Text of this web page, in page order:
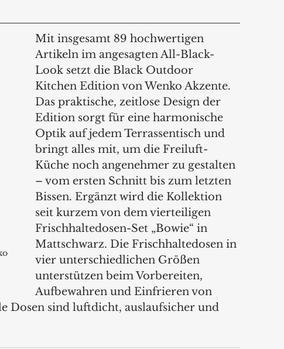
Mit insgesamt 89 hochwertigen
Artikeln im angesagten All-Black-
Look setzt die Black Outdoor
Kitchen Edition von Wenko Akzente.
Das praktische, zeitlose Design der
Edition sorgt für eine harmonische
Optik auf jedem Terrassentisch und
bringt alles mit, um die Freiluft-
Küche noch angenehmer zu gestalten
– vom ersten Schnitt bis zum letzten
Bissen. Ergänzt wird die Kollektion
seit kurzem von dem vierteiligen
Frischhaltedosen-Set „Bowie“ in
Mattschwarz. Die Frischhaltedosen in
vier unterschiedlichen Größen
unterstützen beim Vorbereiten,
Aufbewahren und Einfrieren von
Dosen sind luftdicht, auslaufsicher und